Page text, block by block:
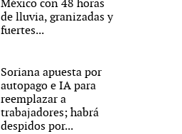
México con 48 horas
de lluvia, granizadas y
fuertes...
Soriana apuesta por
autopago e IA para
reemplazar a
trabajadores; habrá
despidos por...